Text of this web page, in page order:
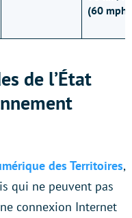
(60
de l’État
des Territoires,
qui ne peuvent pas
connexion Internet